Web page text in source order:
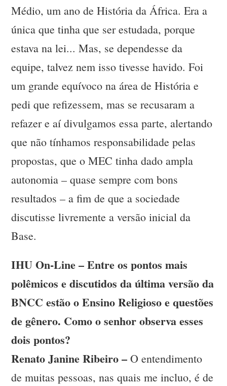
Médio, um ano de História da África. Era a
única que tinha que ser estudada, porque
estava na lei... Mas, se dependesse da
equipe, talvez nem isso tivesse havido. Foi
um grande equívoco na área de História e
pedi que refizessem, mas se recusaram a
refazer e aí divulgamos essa parte, alertando
que não tínhamos responsabilidade pelas
propostas, que o MEC tinha dado ampla
autonomia – quase sempre com bons
resultados – a fim de que a sociedade
discutisse livremente a versão inicial da
Base.
IHU On-Line – Entre os pontos mais
polêmicos e discutidos da última versão da
BNCC estão o Ensino Religioso e questões
de gênero. Como o senhor observa esses
dois pontos?
Renato Janine Ribeiro – O entendimento
de muitas pessoas, nas quais me incluo, é de